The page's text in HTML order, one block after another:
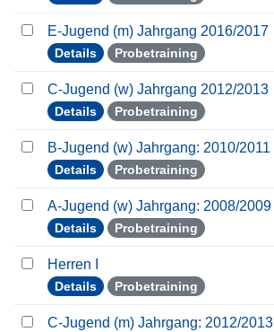
E-Jugend (m) Jahrgang 2016/2017
Details Probetraining
C-Jugend (w) Jahrgang 2012/2013
Details Probetraining
B-Jugend (w) Jahrgang: 2010/2011
Details Probetraining
A-Jugend (w) Jahrgang: 2008/2009
Details Probetraining
Herren I
Details Probetraining
C-Jugend (m) Jahrgang: 2012/2013